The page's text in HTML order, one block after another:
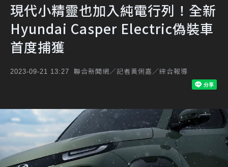
現代小精靈也加入純電行列！全新
Hyundai Casper Electric偽裝車
首度捕獲
2023-09-21 13:27 聯合新聞網／記者黃俐嘉／綜合報導